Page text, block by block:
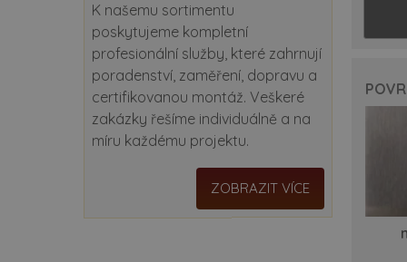
K našemu sortimentu
poskytujeme kompletní
profesionální služby, které zahrnují
poradenství, zaměření, dopravu a
certifikovanou montáž. Veškeré
zakázky řešíme individuálně a na
míru každému projektu.
ZOBRAZIT VÍCE